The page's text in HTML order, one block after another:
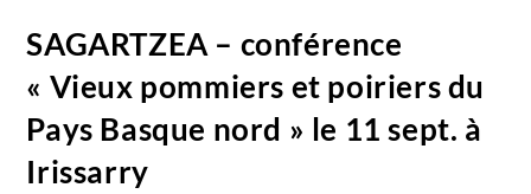
SAGARTZEA – conférence
« Vieux pommiers et poiriers du
Pays Basque nord » le 11 sept. à
Irissarry